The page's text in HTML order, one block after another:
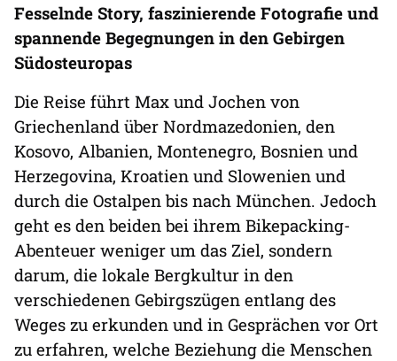
Fesselnde Story, faszinierende Fotografie und
spannende Begegnungen in den Gebirgen
Südosteuropas
Die Reise führt Max und Jochen von
Griechenland über Nordmazedonien, den
Kosovo, Albanien, Montenegro, Bosnien und
Herzegovina, Kroatien und Slowenien und
durch die Ostalpen bis nach München. Jedoch
geht es den beiden bei ihrem Bikepacking-
Abenteuer weniger um das Ziel, sondern
darum, die lokale Bergkultur in den
verschiedenen Gebirgszügen entlang des
Weges zu erkunden und in Gesprächen vor Ort
zu erfahren, welche Beziehung die Menschen